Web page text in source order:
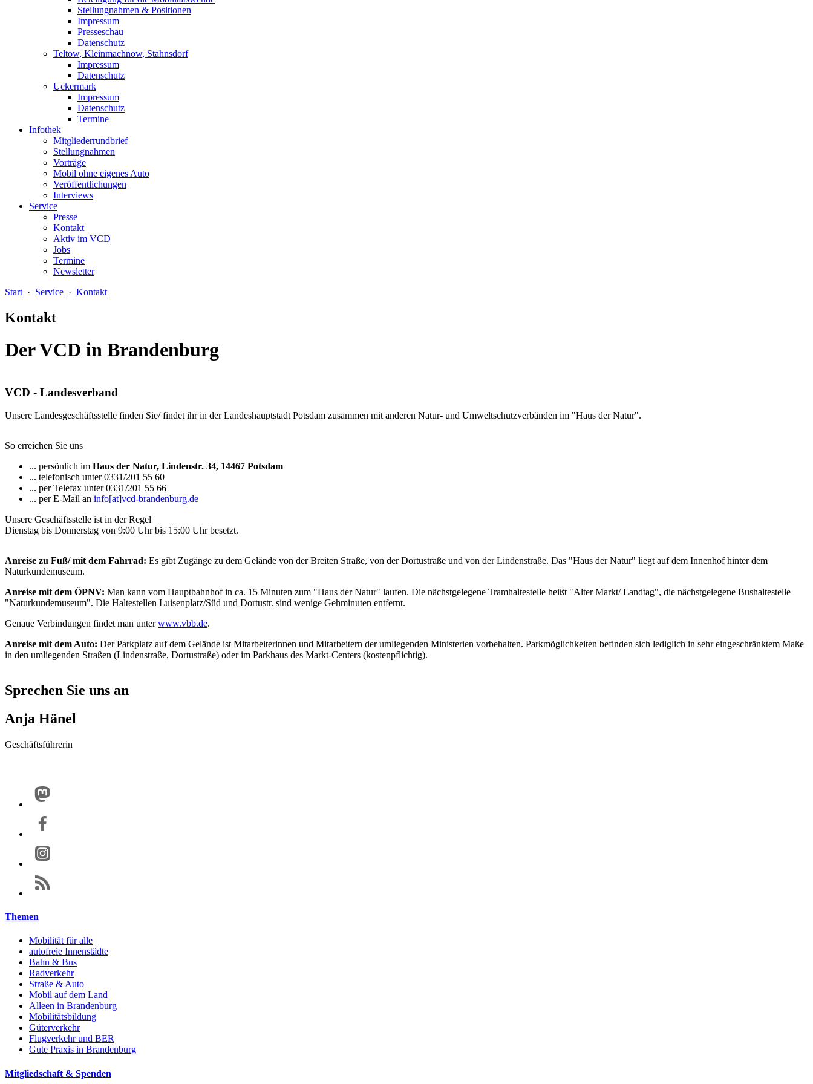
Stellungnahmen & Positionen
Impressum
Presseschau
Datenschutz
Teltow, Kleinmachnow, Stahnsdorf
Impressum
Datenschutz
Uckermark
Impressum
Datenschutz
Termine
Infothek
Mitgliederrundbrief
Stellungnahmen
Vorträge
Mobil ohne eigenes Auto
Veröffentlichungen
Interviews
Service
Presse
Kontakt
Aktiv im VCD
Jobs
Termine
Newsletter
Start · Service · Kontakt
Kontakt
Der VCD in Brandenburg
VCD - Landesverband
Unsere Landesgeschäftsstelle finden Sie/ findet ihr in der Landeshauptstadt Potsdam zusammen mit anderen Natur- und Umweltschutzverbänden im "Haus der Natur".
So erreichen Sie uns
... persönlich im Haus der Natur, Lindenstr. 34, 14467 Potsdam
... telefonisch unter 0331/201 55 60
... per Telefax unter 0331/201 55 66
... per E-Mail an info[at]vcd-brandenburg.de
Unsere Geschäftsstelle ist in der Regel
Dienstag bis Donnerstag von 9:00 Uhr bis 15:00 Uhr besetzt.
Anreise zu Fuß/ mit dem Fahrrad: Es gibt Zugänge zu dem Gelände von der Breiten Straße, von der Dortustraße und von der Lindenstraße. Das "Haus der Natur" liegt auf dem Innenhof hinter dem
Naturkundemuseum.
Anreise mit dem ÖPNV: Man kann vom Hauptbahnhof in ca. 15 Minuten zum "Haus der Natur" laufen. Die nächstgelegene Tramhaltestelle heißt "Alter Markt/ Landtag", die nächstgelegene Bushaltestelle
"Naturkundemuseum". Die Haltestellen Luisenplatz/Süd und Dortustr. sind wenige Gehminuten entfernt.
Genaue Verbindungen findet man unterwww.vbb.de.
Anreise mit dem Auto: Der Parkplatz auf dem Gelände ist Mitarbeiterinnen und Mitarbeitern der umliegenden Ministerien vorbehalten. Parkmöglichkeiten befinden sich lediglich in sehr eingeschränktem Maße
in den umliegenden Straßen (Lindenstraße, Dortustraße) oder im Parkhaus des Markt-Centers (kostenpflichtig).
Sprechen Sie uns an
Anja Hänel
Geschäftsführerin
Themen
Mobilität für alle
autofreie Innenstädte
Bahn & Bus
Radverkehr
Straße & Auto
Mobil auf dem Land
Alleen in Brandenburg
Mobilitätsbildung
Güterverkehr
Flugverkehr und BER
Gute Praxis in Brandenburg
Mitgliedschaft & Spenden